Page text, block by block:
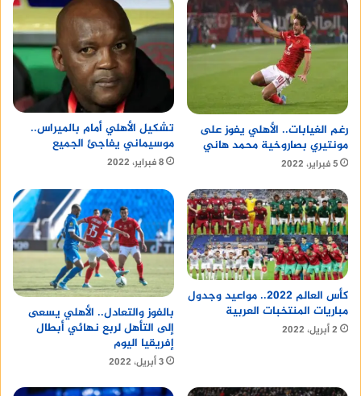
رغم الغيابات.. الأهلي يفوز على
مونتيري بصاروخية محمد هاني
5 فبراير، 2022
تشكيل الأهلي أمام بالميراس..
موسيماني يفاجئ الجميع
8 فبراير، 2022
كأس العالم 2022.. مواعيد وجدول
مباريات المنتخبات العربية
2 أبريل، 2022
بالفوز والتعادل.. الأهلي يسعى
إلى التأهل لربع نهائي أبطال
إفريقيا اليوم
3 أبريل، 2022